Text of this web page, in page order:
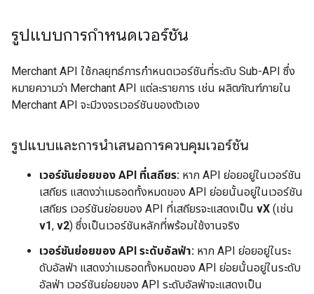
รูปแบบการกำหนดเวอร์ชัน
Merchant API ใช้กลยุทธ์การกำหนดเวอร์ชันที่ระดับ Sub-API ซึ่ง
หมายความว่า Merchant API แต่ละรายการ เช่น ผลิตภัณฑ์ภายใน
Merchant API จะมีวงจรเวอร์ชันของตัวเอง
รูปแบบและการนำเสนอการควบคุมเวอร์ชัน
เวอร์ชันย่อยของ API ที่เสถียร: หาก API ย่อยอยู่ในเวอร์ชัน
เสถียร แสดงว่าเมธอดทั้งหมดของ API ย่อยนั้นอยู่ในเวอร์ชัน
เสถียร เวอร์ชันย่อยของ API ที่เสถียรจะแสดงเป็น vX (เช่น
v1, v2) ซึ่งเป็นเวอร์ชันหลักที่พร้อมใช้งานจริง
เวอร์ชันย่อยของ API ระดับอัลฟ่า: หาก API ย่อยอยู่ในระ
ดับอัลฟ่า แสดงว่าเมธอดทั้งหมดของ API ย่อยนั้นอยู่ในระดับ
อัลฟ่า เวอร์ชันย่อยของ API ระดับอัลฟ่าจะแสดงเป็น